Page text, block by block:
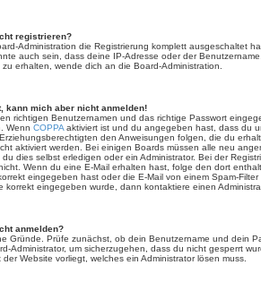
registrieren?
Administration die Registrierung komplett ausgeschaltet
auch sein, dass deine IP-Adresse oder der
erhalten, wende dich an die Board-Administration.
kann mich aber nicht anmelden!
richtigen Benutzernamen und das richtige Passwort
Wenn COPPA aktiviert ist und du angegeben hast, dass du
den Anweisungen folgen, die du
aktiviert werden. Bei einigen Boards müssen alle neu
dies selbst erledigen oder ein Administrator. Bei der
Wenn du eine E-Mail erhalten hast, folge den dort
eingegeben hast oder die E-Mail von einem Spam-
korrekt eingegeben wurde, dann kontaktiere einen
anmelden?
Gründe. Prüfe zunächst, ob dein Benutzername und dein
Administrator, um sicherzugehen, dass du nicht gesperrt
Website vorliegt, welches ein Administrator lösen muss.